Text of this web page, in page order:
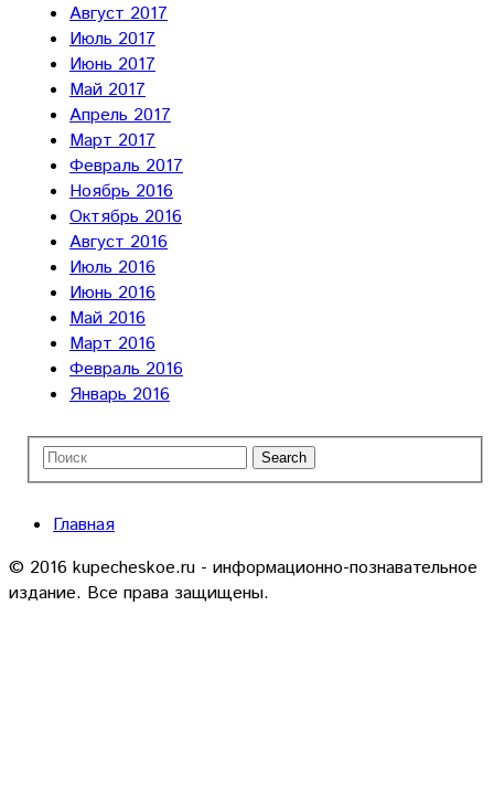
Август 2017
Июль 2017
Июнь 2017
Май 2017
Апрель 2017
Март 2017
Февраль 2017
Ноябрь 2016
Октябрь 2016
Август 2016
Июль 2016
Июнь 2016
Май 2016
Март 2016
Февраль 2016
Январь 2016
Главная
© 2016 kupecheskoe.ru - информационно-познавательное
издание. Все права защищены.